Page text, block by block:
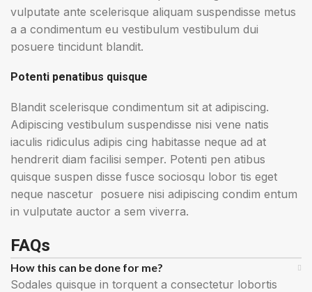
vulputate ante scelerisque aliquam suspendisse metus
a a condimentum eu vestibulum vestibulum dui
posuere tincidunt blandit.
Potenti penatibus quisque
Blandit scelerisque condimentum sit at adipiscing.
Adipiscing vestibulum suspendisse nisi vene natis
iaculis ridiculus adipis cing habitasse neque ad at
hendrerit diam facilisi semper. Potenti pen atibus
quisque suspen disse fusce sociosqu lobor tis eget
neque nascetur posuere nisi adipiscing condim entum
in vulputate auctor a sem viverra.
FAQs
How this can be done for me?
Sodales quisque in torquent a consectetur lobortis